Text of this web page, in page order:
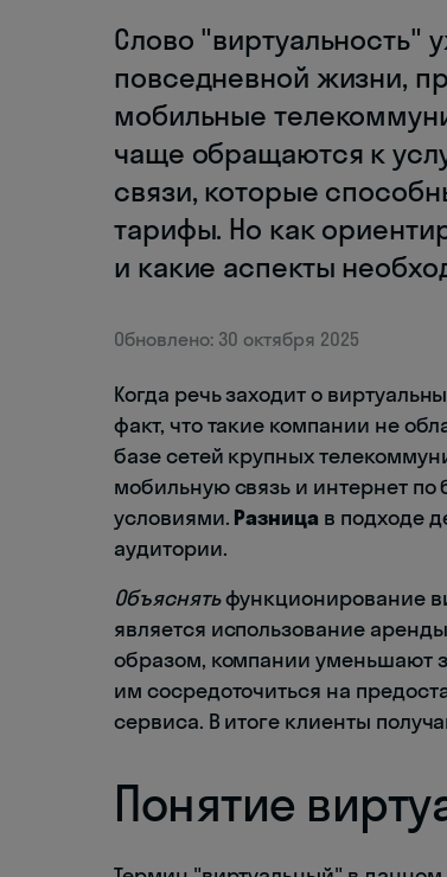
Слово "виртуальность"
повседневной жизни,
мобильные
чаще обращаются к
связи, которые
тарифы. Но как
и какие аспекты
Обновлено: 30 октября 2025
Когда речь заходит о
факт, что такие компании не
базе сетей крупных
мобильную связь и интернет
условиями. Разница в подходе
аудитории.
Объяснятьфункционирование
является использование
образом, компании уменьшают
им сосредоточиться на
сервиса. В итоге клиенты
Понятие